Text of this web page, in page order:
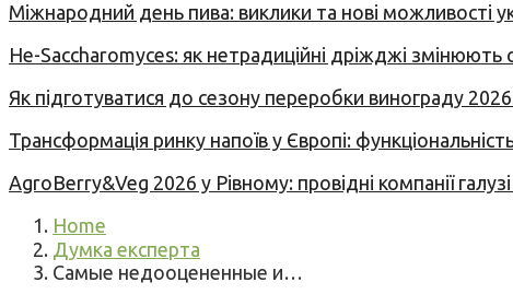
Міжнародний день пива: виклики та нові можливості
Не-Saccharomyces: як нетрадиційні дріжджі змінюють
Як підготуватися до сезону переробки винограду
Трансформація ринку напоїв у Європі:
AgroBerry&Veg 2026 у Рівному: провідні компанії
Home
Думка експерта
Самые недооцененные и…